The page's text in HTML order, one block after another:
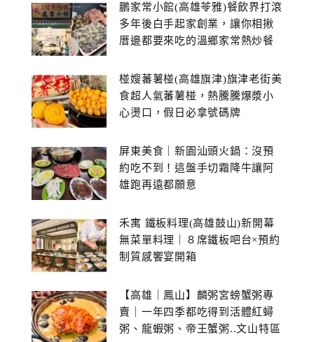
鵬家常小館(高雄苓雅)餐飲界打滾
多年後白手起家創業，讓你相揪
厝邊都要來吃的溫鄉家常熱炒餐
椪嫂蕃薯椪(高雄旗津)旗津老街美
食超人氣蕃薯椪，熱騰騰爆漿小
心燙口，假日必拿號碼牌
屏東美食｜新園汕頭火鍋：沒預
約吃不到！這盤手切霜降牛讓阿
雄跑再遠都願意
禾寓 鐵板料理(高雄鼓山)新開幕
無菜單料理｜８席鐵板吧台×預約
制質感饗宴開箱
【高雄｜鳳山】麟粥宮螃蟹粥專
賣｜一年四季都吃得到活體紅蟳
粥、龍蝦粥、帝王蟹粥..文山特區